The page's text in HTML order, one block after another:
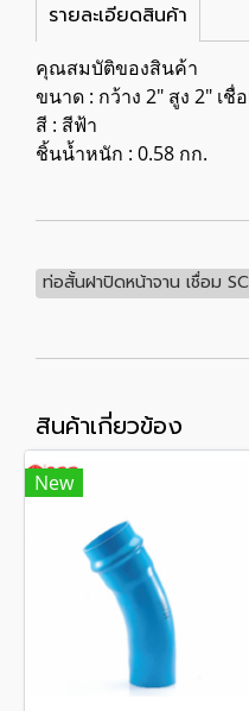
รายละเอียดสินค้า
คุณสมบัติของสินค้า
ขนาด : กว้าง 2" สูง 2" เ
สี : สีฟ้า
ชิ้นน้ำหนัก : 0.58 กก.
ท่อสั้นฝาปิดหน้าจาน เชื่อม
สินค้าเกี่ยวข้อง
New